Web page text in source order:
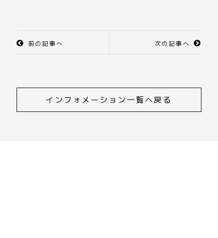
前の記事へ 次の記事へ
インフォメーション一覧へ戻る